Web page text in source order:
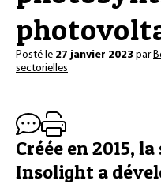
Posté le 27 janvier 2023 par
sectorielles
Créée en 2015,
Insolight a